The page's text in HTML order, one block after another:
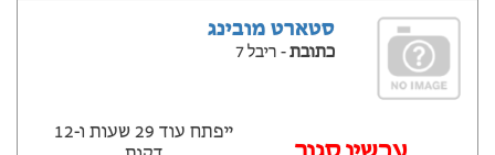
סטארט מובינג
כתובת- ריבל 7
ייפתח עוד 29 שעות ‫ו-12